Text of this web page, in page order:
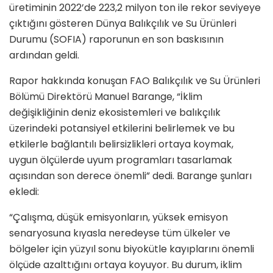
üretiminin 2022’de 223,2 milyon ton ile rekor seviyeye
çıktığını gösteren Dünya Balıkçılık ve Su Ürünleri
Durumu (SOFIA) raporunun en son baskısının
ardından geldi.
Rapor hakkında konuşan FAO Balıkçılık ve Su Ürünleri
Bölümü Direktörü Manuel Barange, “İklim
değişikliğinin deniz ekosistemleri ve balıkçılık
üzerindeki potansiyel etkilerini belirlemek ve bu
etkilerle bağlantılı belirsizlikleri ortaya koymak,
uygun ölçülerde uyum programları tasarlamak
açısından son derece önemli” dedi. Barange şunları
ekledi:
“Çalışma, düşük emisyonların, yüksek emisyon
senaryosuna kıyasla neredeyse tüm ülkeler ve
bölgeler için yüzyıl sonu biyokütle kayıplarını önemli
ölçüde azalttığını ortaya koyuyor. Bu durum, iklim